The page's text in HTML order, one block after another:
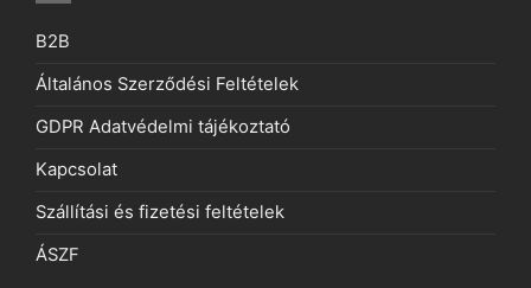
B2B
Általános Szerződési Feltételek
GDPR Adatvédelmi tájékoztató
Kapcsolat
Szállítási és fizetési feltételek
ÁSZF